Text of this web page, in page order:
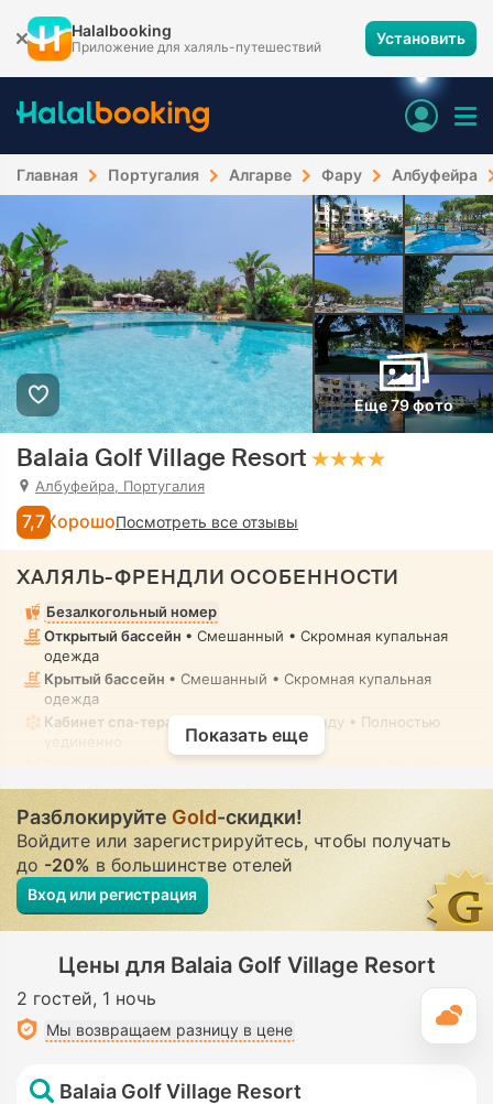
Halalbooking
Приложение для халяль-путешествий Установить
Главная Португалия Алгарве Фару Албуфейра
Еще 79 фото
Balaia Golf Village Resort
Албуфейра, Португалия
7,7 ХорошоПосмотреть все отзывы
ХАЛЯЛЬ-ФРЕНДЛИ ОСОБЕННОСТИ
Безалкогольный номер
Открытый бассейн • Смешанный • Скромная купальная
одежда
Крытый бассейн • Смешанный • Скромная купальная
одежда
Кабинет спа-терапии, Массаж• В аренду • Полностью
Питание Халяль не предоставляется в данном объекте
Показать еще
Разблокируйте Gold-скидки!
Войдите или зарегистрируйтесь, чтобы получать
до -20% в большинстве отелей
Вход или регистрация
Цены для Balaia Golf Village Resort
2 гостей 1 ночь
Мы возвращаем разницу в цене
Balaia Golf Village Resort